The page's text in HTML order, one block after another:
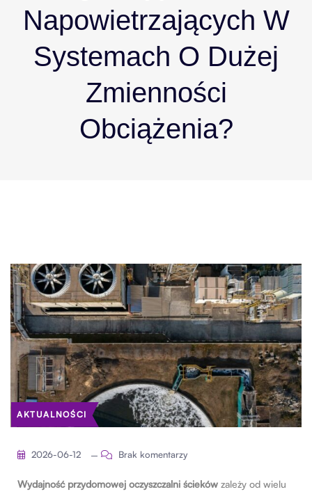
Napowietrzających W
Systemach O Dużej
Zmienności
Obciążenia?
AKTUALNOŚCI
2026-06-12 Brak komentarzy
Wydajność przydomowej oczyszczalni ścieków zależy od wielu